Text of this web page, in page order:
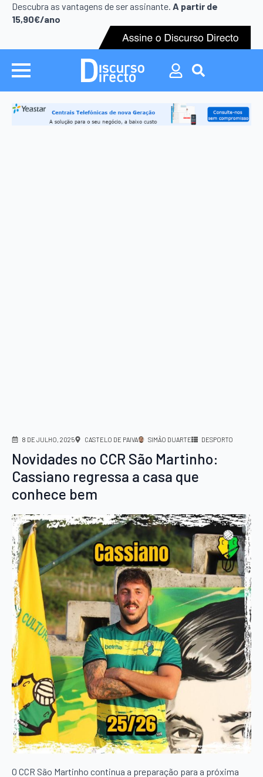
Descubra as vantagens de ser assinante. A partir de
15,90€/ano
Search
for:
Search
8 DE JULHO, 2025 CASTELO DE PAIVA SIMÃO DUARTE DESPORTO
Novidades no CCR São Martinho:
Cassiano regressa a casa que
conhece bem
O CCR São Martinho continua a preparação para a próxima